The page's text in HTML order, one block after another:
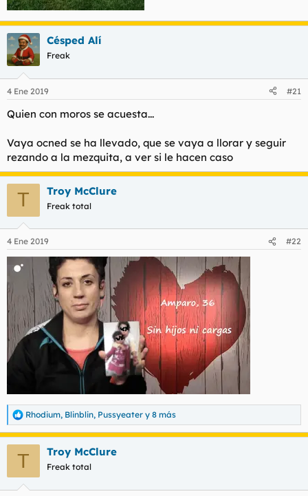
Césped Alí
Freak
4 Ene 2019 #21
Quien con moros se acuesta...
Vaya ocned se ha llevado, que se vaya a llorar y seguir
rezando a la mezquita, a ver si le hacen caso
T Troy McClure
Freak total
4 Ene 2019 #22
R
e
a
Rhodium, Blinblin, Pussyeater y 8 más
T Troy McClure
Freak total